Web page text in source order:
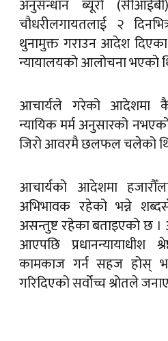
अनुसन्धान ब्यूरो
चौधरीलगायतलाई २
थुनामुक्त गराउन आदेश
न्यायालयको आलोचना भएको
आचार्यले गरेको आदेशमा
न्यायिक मर्म अनुसारको
जिरो आवरमै छलफल चलेको
आचार्यको आदेशमा
अभिभावक रहेको भन्ने
असन्तुष्ट रहेका बताइएको छ ।
आएपछि प्रधानन्यायाधीश
कामकाज गर्न सहज होस्
गरिदिएको सर्वोच्च श्रोतले